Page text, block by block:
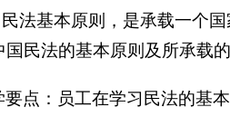
法基本原则，是承载一个
民法的基本原则及所承载
要点：员工在学习民法的基